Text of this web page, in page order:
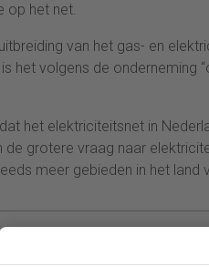
op het net.
van het gas- en
het volgens de onderneming
het elektriciteitsnet in
de grotere vraag naar
meer gebieden in het land